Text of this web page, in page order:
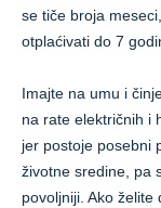
se tiče broja
otplaćivati do 7
Imajte na umu i
na rate električnih i
jer postoje posebni
životne sredine, pa
povoljniji. Ako